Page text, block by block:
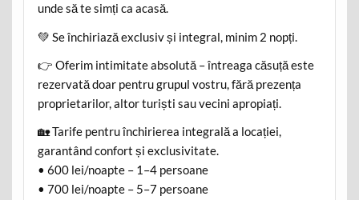
unde să te simți ca acasă.
💚 Se închiriază exclusiv și integral, minim 2 nopți.
👉 Oferim intimitate absolută – întreaga căsuță este
rezervată doar pentru grupul vostru, fără prezența
proprietarilor, altor turiști sau vecini apropiați.
🏡 Tarife pentru închirierea integrală a locației,
garantând confort și exclusivitate.
• 600 lei/noapte – 1–4 persoane
• 700 lei/noapte – 5–7 persoane